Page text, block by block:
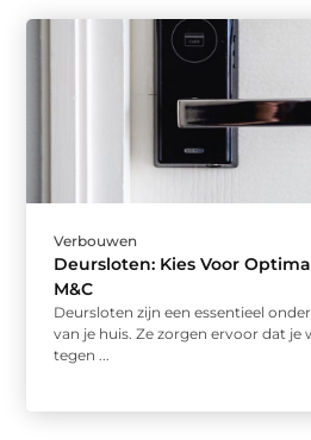
Verbouwen
Deursloten: Kies Voor
M&C
Deursloten zijn een essentieel
van je huis. Ze zorgen ervoor dat
tegen ...